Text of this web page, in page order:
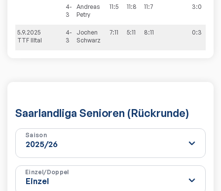
4-
3
Andreas
Petry
11:5 11:8 11:7 3:0
5.9.2025
TTF Illtal
4-
3
Jochen
Schwarz
7:11 5:11 8:11 0:3
Saarlandliga Senioren (Rückrunde)
Saison
Einzel/Doppel